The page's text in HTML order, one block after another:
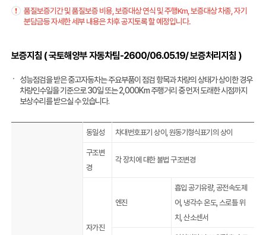
품질보증기간 및 품질보증 비용, 보증대상 연식 및 주행Km, 보증대상 차종, 자기
분담금등 자세한 세부 내용은 차후 공지토록 할 예정입니다.
보증지침 ( 국토해양부 자동차팀-2600/06.05.19/ 보증처리지침 )
성능점검을 받은 중고자동차는 주요부품이 점검 항목과 차량의 상태가 상이한 경우
차량인수일을 기준으로 30일 또는 2,000Km 주행거리 중 먼저 도래한 시점까지
보상수리를 받으실 수 있습니다.
동일성 차대번호표기 상이, 원동기형식표기의 상이
구조변
경
각 장치에 대한 불법 구조변경
자가진
엔진
흡입 공기유량, 공전속도제
어, 냉각수 온도, 스로틀 위
치, 산소센서